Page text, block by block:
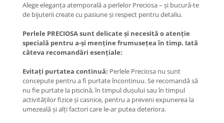
Alege eleganța atemporală a perlelor Preciosa – și bucură-te
de bijuterii create cu pasiune și respect pentru detaliu.
Perlele PRECIOSA sunt delicate și necesită o atenție
specială pentru a-și menține frumusețea în timp. Iată
câteva recomandări esențiale:
Evitați purtatea continuă: Perlele Preciosa nu sunt
concepute pentru a fi purtate încontinuu. Se recomandă să
nu fie purtate la piscină, în timpul dușului sau în timpul
activităților fizice și casnice, pentru a preveni expunerea la
umezeală și alți factori care le-ar putea deteriora.